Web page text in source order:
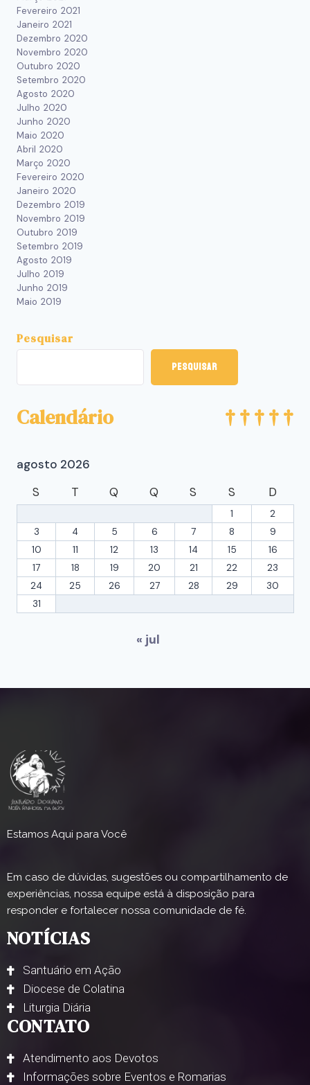
Fevereiro 2021
Janeiro 2021
Dezembro 2020
Novembro 2020
Outubro 2020
Setembro 2020
Agosto 2020
Julho 2020
Junho 2020
Maio 2020
Abril 2020
Março 2020
Fevereiro 2020
Janeiro 2020
Dezembro 2019
Novembro 2019
Outubro 2019
Setembro 2019
Agosto 2019
Julho 2019
Junho 2019
Maio 2019
Pesquisar
Pesquisar
Calendário
agosto 2026
S
T Q Q S S D
1
2
3
4 5 6 7 8
9
10
11 12 13 14 15
16
17
18 19 20 21 22
23
24
25 26 27 28 29
30
31
« jul
Estamos Aqui para Você
Em caso de dúvidas, sugestões ou compartilhamento de
experiências, nossa equipe está à disposição para
responder e fortalecer nossa comunidade de fé.
NOTÍCIAS
Santuário em Ação
Diocese de Colatina
Liturgia Diária
CONTATO
Atendimento aos Devotos
Informações sobre Eventos e Romarias